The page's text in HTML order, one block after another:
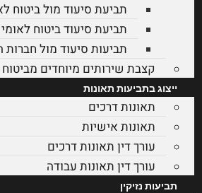
תביעת סיעוד מול ביטוח
תביעת סיעוד ביטוח לאומי
תביעות סיעוד מול חברות
קצבת שירותים מיוחדים
ייצוג בתביעות תאונות
תאונות דרכים
תאונות אישיות
עורך דין תאונות דרכים
עורך דין תאונות עבודה
תביעות נזיקין